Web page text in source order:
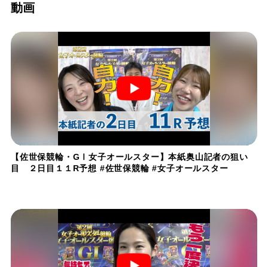
動画
【佐世保競輪・GⅠ女子オールスター】本紙奥山記者の狙い
目 ２日目１１R予想 #佐世保競輪 #女子オールスター